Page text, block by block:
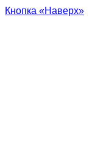
Кнопка «Наверх»